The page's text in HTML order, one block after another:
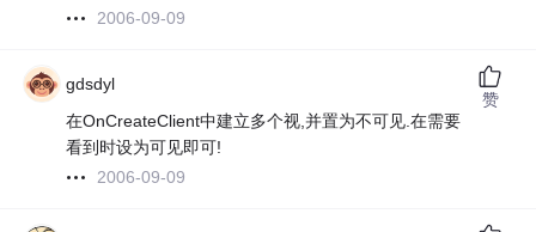
2006-09-09
gdsdyl
在OnCreateClient中建立多个视,并置为不可见.在需要
看到时设为可见即可!
2006-09-09
赞